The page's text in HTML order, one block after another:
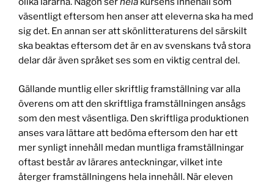
väsentligt eftersom hen anser att eleverna ska ha med
sig det. En annan ser att skönlitteraturens del särskilt
ska beaktas eftersom det är en av svenskans två stora
delar där även språket ses som en viktig central del.
Gällande muntlig eller skriftlig framställning var alla
överens om att den skriftliga framställningen ansågs
som den mest väsentliga. Den skriftliga produktionen
anses vara lättare att bedöma eftersom den har ett
mer synligt innehåll medan muntliga framställningar
oftast består av lärares anteckningar, vilket inte
återger framställningens hela innehåll. När eleven